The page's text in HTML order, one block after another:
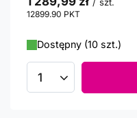
12899.90 PKT
Dostępny (10 szt.)
Ilość produktów